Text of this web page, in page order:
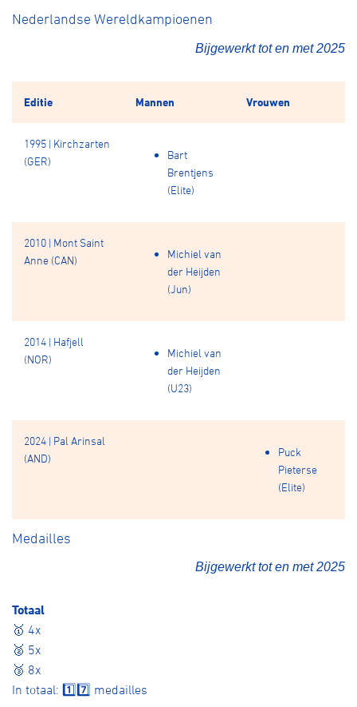
Nederlandse Wereldkampioenen
Bijgewerkt tot en met 2025
Editie Mannen Vrouwen
1995 | Kirchzarten
(GER)
Bart
Brentjens
(Elite)
2010 | Mont Saint
Anne (CAN)
Michiel van
der Heijden
(Jun)
2014 | Hafjell
(NOR)
Michiel van
der Heijden
(U23)
2024 | Pal Arinsal
(AND)
Puck
Pieterse
(Elite)
Medailles
Bijgewerkt tot en met 2025
Totaal
🥇 4x
🥈 5x
🥉 8x
In totaal: 1️⃣7️⃣ medailles